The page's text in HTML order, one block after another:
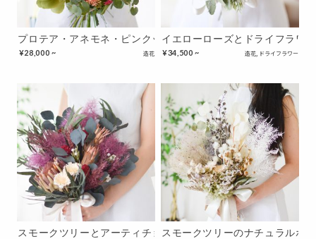
プロテア・アネモネ・ピンクッションのオレンジブーケ
¥28,000 ~ 造花
イエローローズとドライフラワ
¥34,500 ~ 造花, ドライフラワー
スモークツリーとアーティチョークのブーケスモークツリーのナチュラルホ